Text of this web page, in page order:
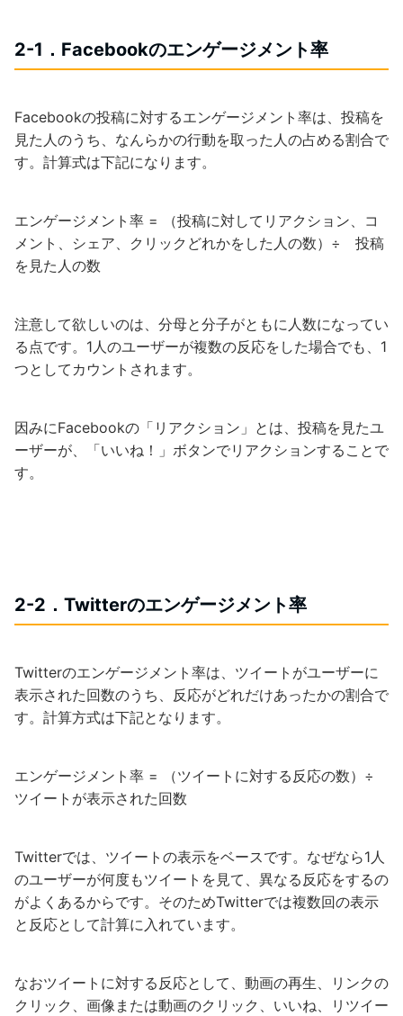
2-1．Facebookのエンゲージメント率
Facebookの投稿に対するエンゲージメント率は、投稿を
見た人のうち、なんらかの行動を取った人の占める割合で
す。計算式は下記になります。
エンゲージメント率 = （投稿に対してリアクション、コ
メント、シェア、クリックどれかをした人の数）÷ 投稿
を見た人の数
注意して欲しいのは、分母と分子がともに人数になってい
る点です。1人のユーザーが複数の反応をした場合でも、1
つとしてカウントされます。
因みにFacebookの「リアクション」とは、投稿を見たユ
ーザーが、「いいね！」ボタンでリアクションすることで
す。
2-2．Twitterのエンゲージメント率
Twitterのエンゲージメント率は、ツイートがユーザーに
表示された回数のうち、反応がどれだけあったかの割合で
す。計算方式は下記となります。
エンゲージメント率 = （ツイートに対する反応の数）÷
ツイートが表示された回数
Twitterでは、ツイートの表示をベースです。なぜなら1人
のユーザーが何度もツイートを見て、異なる反応をするの
がよくあるからです。そのためTwitterでは複数回の表示
と反応として計算に入れています。
なおツイートに対する反応として、動画の再生、リンクの
クリック、画像または動画のクリック、いいね、リツイー